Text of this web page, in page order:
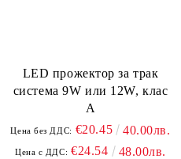
LED прожектор за трак
система 9W или 12W, клас
A
Цена без ДДС: €20.45 40.00лв.
Цена с ДДС: €24.54 48.00лв.